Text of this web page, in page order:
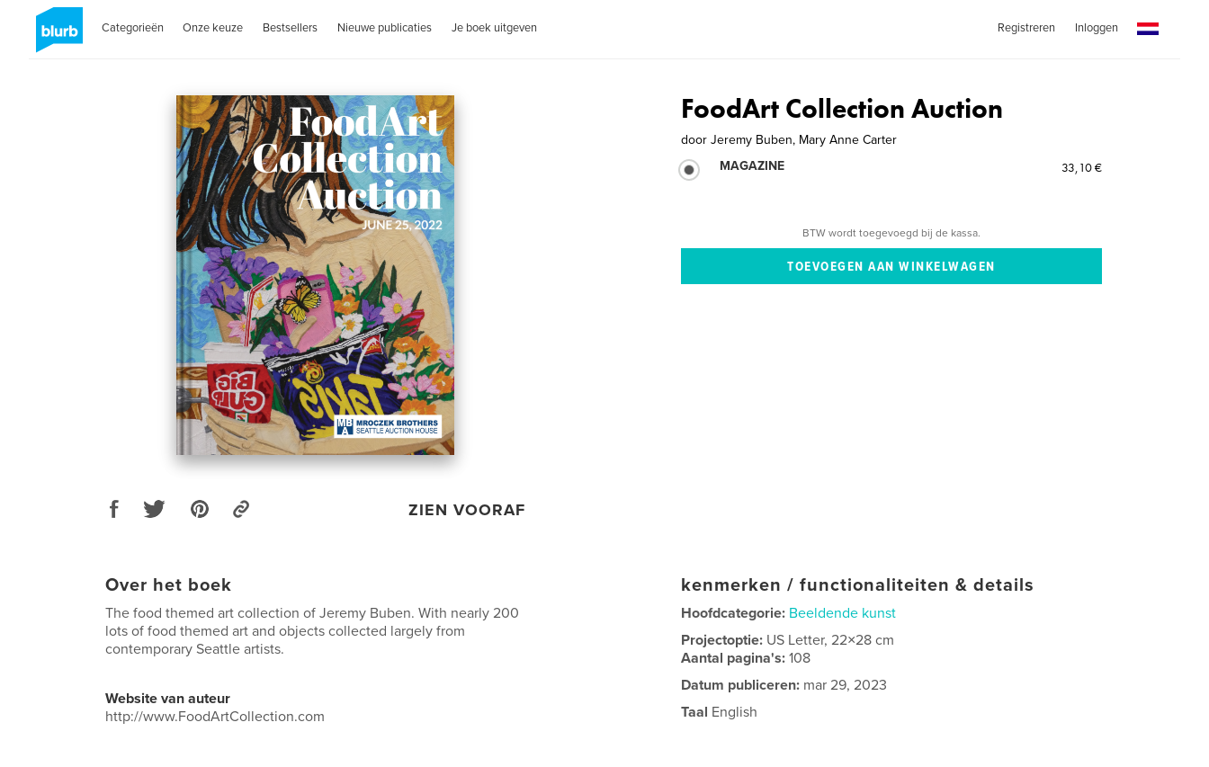
Categorieën Onze keuze Bestsellers Nieuwe publicaties Je boek uitgeven Registreren Inloggen
ZIEN VOORAF
FoodArt Collection Auction
door Jeremy Buben, Mary Anne Carter
MAGAZINE
33,10 €
BTW wordt toegevoegd bij de kassa.
Over het boek
The food themed art collection of Jeremy Buben. With nearly 200
lots of food themed art and objects collected largely from
contemporary Seattle artists.
Website van auteur
http://www.FoodArtCollection.com
kenmerken / functionaliteiten & details
Hoofdcategorie: Beeldende kunst
Projectoptie: US Letter, 22×28 cm
Aantal pagina's:108
Datum publiceren: mar 29, 2023
Taal English